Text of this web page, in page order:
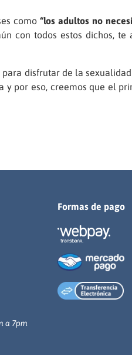
como“los adultos no
con todos estos dichos, te
disfrutar de la
por eso, creemos que el
a 7pm
Formas de pago